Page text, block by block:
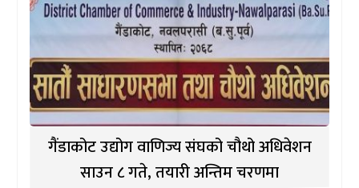
गैंडाकोट उद्योग वाणिज्य संघको चौथो अधिवेशन
साउन ८ गते, तयारी अन्तिम चरणमा